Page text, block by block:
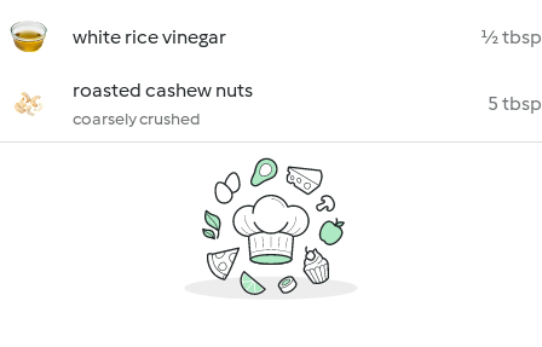
white rice vinegar ½ tbsp
roasted cashew nuts
coarsely crushed
5 tbsp